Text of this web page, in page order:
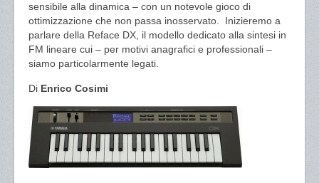
sensibile alla dinamica – con un notevole gioco di
ottimizzazione che non passa inosservato. Inizieremo a
parlare della Reface DX, il modello dedicato alla sintesi in
FM lineare cui – per motivi anagrafici e professionali –
siamo particolarmente legati.
Di Enrico Cosimi